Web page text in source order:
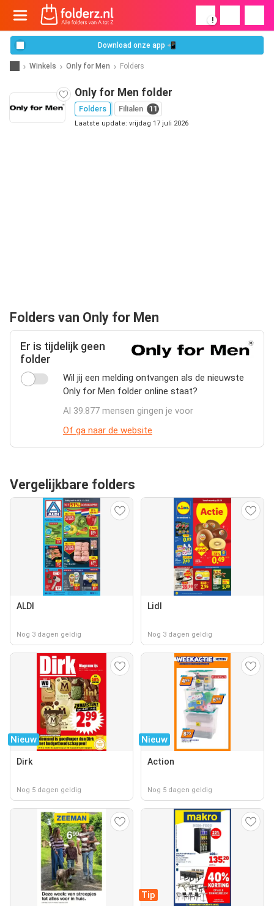
!
Download onze app 📲
Winkels Only for Men Folders
Only for Men folder
Folders Filialen 11
Laatste update: vrijdag 17 juli 2026
Folders van Only for Men
Er is tijdelijk geen
folder
Wil jij een melding ontvangen als de nieuwste
Only for Men folder online staat?
Al 39.877 mensen gingen je voor
Of ga naar de website
Vergelijkbare folders
ALDI
Nog 3 dagen geldig
Lidl
Nog 3 dagen geldig
Nieuw
Dirk
Nog 5 dagen geldig
Nieuw
Action
Nog 5 dagen geldig
Tip